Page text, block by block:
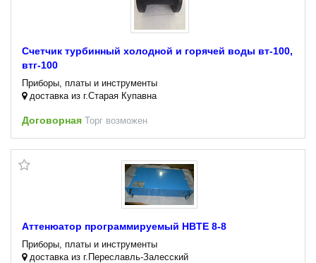
Счетчик турбинный холодной и горячей воды вт-100,
втг-100
Приборы, платы и инструменты
доставка из г.Старая Купавна
Договорная Торг возможен
Аттенюатор программируемый HBTE 8-8
Приборы, платы и инструменты
доставка из г.Переславль-Залесский